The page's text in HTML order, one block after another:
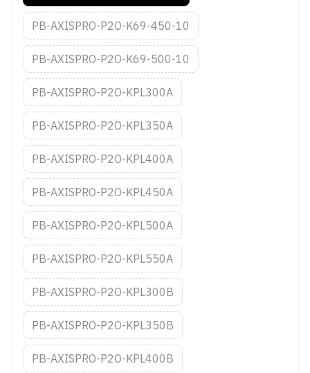
PB-AXISPRO-P2O-K69-450-10
PB-AXISPRO-P2O-K69-500-10
PB-AXISPRO-P2O-KPL300A
PB-AXISPRO-P2O-KPL350A
PB-AXISPRO-P2O-KPL400A
PB-AXISPRO-P2O-KPL450A
PB-AXISPRO-P2O-KPL500A
PB-AXISPRO-P2O-KPL550A
PB-AXISPRO-P2O-KPL300B
PB-AXISPRO-P2O-KPL350B
PB-AXISPRO-P2O-KPL400B